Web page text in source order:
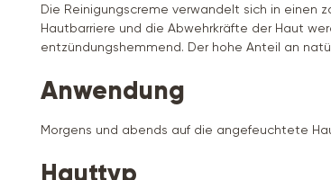
Die Reinigungscreme verwandelt sich in einen
Hautbarriere und die Abwehrkräfte der Haut
entzündungshemmend. Der hohe Anteil an
Anwendung
Morgens und abends auf die angefeuchtete
Hauttyp